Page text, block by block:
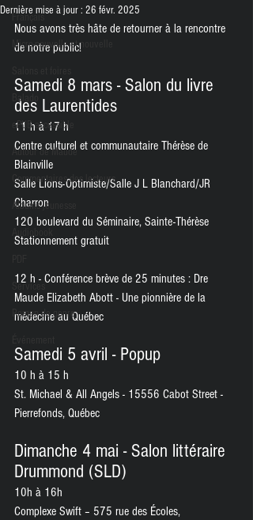
Français
Micro-nouvelle et nouvelle
Balado
ePUB accessible
Autour de Maude
Commentaires des lecteurs
Albums jeunesse
Audiobook
Services
Roman de genre
Dernière mise à jour : 26 févr. 2025
Nous avons très hâte de retourner à la rencontre
de notre public!
Samedi 8 mars - Salon du livre
des Laurentides
11 h à 17 h
Centre culturel et communautaire Thérèse de
Blainville
Salle Lions-Optimiste/Salle J L Blanchard/JR
Charron
120 boulevard du Séminaire, Sainte-Thérèse
Stationnement gratuit
12 h - Conférence brève de 25 minutes : Dre
Maude Elizabeth Abott - Une pionnière de la
médecine au Québec
Samedi 5 avril - Popup
10 h à 15 h
St. Michael & All Angels - 15556 Cabot Street -
Pierrefonds, Québec
Dimanche 4 mai - Salon littéraire
Drummond (SLD)
10h à 16h
Complexe Swift – 575 rue des Écoles,